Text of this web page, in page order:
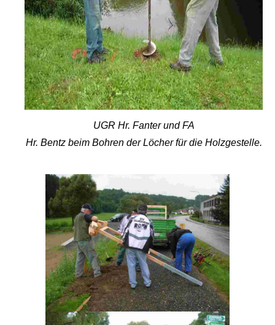
UGR Hr. Fanterund FA
Hr. Bentz beim Bohren der Löcher fürdie Holzgestelle.